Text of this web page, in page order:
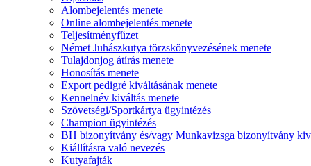
Alombejelentés menete
Online alombejelentés menete
Teljesítményfűzet
Német Juhászkutya törzskönyvezésének menete
Tulajdonjog átírás menete
Honosítás menete
Export pedigré kiváltásának menete
Kennelnév kiváltás menete
Szövetségi/Sportkártya ügyintézés
Champion ügyintézés
BH bizonyítvány és/vagy Munkavizsga bizonyítvány
Kiállításra való nevezés
Kutyafajták